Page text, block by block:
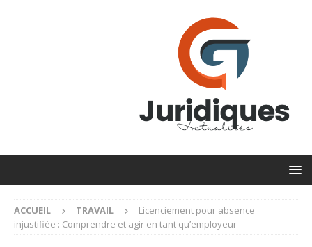
ACCUEIL TRAVAIL
Licenciement pour absence
injustifiée : Comprendre et agir en tant qu’employeur